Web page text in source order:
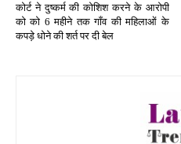
कोर्ट ने दुष्कर्म की कोशिश करने के आरोपी
को को 6 महीने तक गाँव की महिलाओं के
कपड़े धोने की शर्त पर दी बेल